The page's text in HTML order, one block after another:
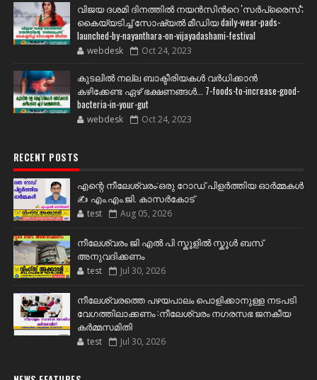
വിജയ ദശമി ദിനത്തില്‍ നയന്‍സിന്‍റെ 'സര്‍പ്രൈസ്';
കൈയ്യടിച്ച് സോഷ്യല്‍ മീഡിയ daily-wear-pads-
launched-by-nayanthara-on-vijayadashami-festival
webdesk Oct 24, 2023
കുടലിൽ നല്ല ബാക്ടീരിയകൾ വര്‍ധിക്കാന്‍
കഴിക്കേണ്ട ഏഴ് ഭക്ഷണങ്ങള്‍... 7-foods-to-increase-good-
bacteria-in-your-gut
webdesk Oct 24, 2023
RECENT POSTS
എന്റെ നീലേശ്വരം:ഒരു റോഡ് പിളർത്തിയ ഓർമ്മകൾ
✍️ എം.എം.ജി. കാസർകോട്
test Aug 05, 2026
നീലേശ്വരം ജി എൽ പി സ്കൂളിൽ സ്കൂൾ ബസ്
അനുവദിക്കണം
test Jul 30, 2026
നീലേശ്വരത്തെ പഴയപാലം പൊളിക്കാനുള്ള നടപടി
വേഗത്തിലാക്കണം :നീലേശ്വരം നഗരസഭ ജനകീയ
കർമ്മസമിതി
test Jul 30, 2026